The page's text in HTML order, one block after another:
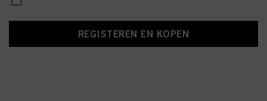
REGISTEREN EN KOPEN